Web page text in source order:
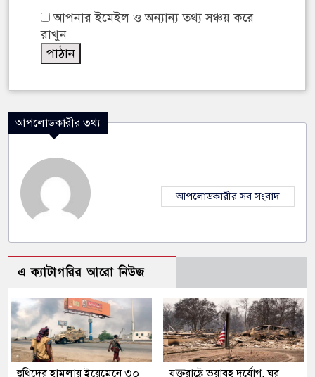
আপনার ইমেইল ও অন্যান্য তথ্য সঞ্চয় করে
রাখুন
আপলোডকারীর তথ্য
আপলোডকারীর সব সংবাদ
এ ক্যাটাগরির আরো নিউজ
হুথিদের হামলায় ইয়েমেনে ৩০ যুক্তরাষ্ট্রে ভয়াবহ দুর্যোগ, ঘর